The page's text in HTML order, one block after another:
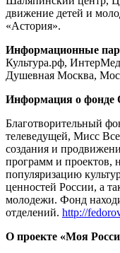
движение детей и
«Астория».
Информационные
Культура.рф,
Душевная Москва,
Информация о фонде
Благотворительный
телеведущей, Мисс
создания и
программ и проектов,
популяризацию
ценностей России, а
молодежи. Фонд
отделений. http://
О проекте «Моя